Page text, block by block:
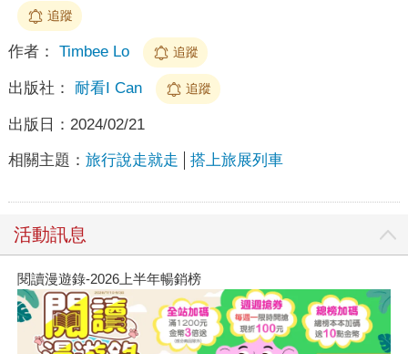
追蹤
作者： Timbee Lo 追蹤
出版社： 耐看I Can 追蹤
出版日： 2024/02/21
相關主題： 旅行說走就走 搭上旅展列車
活動訊息
閱讀漫遊錄-2026上半年暢銷榜